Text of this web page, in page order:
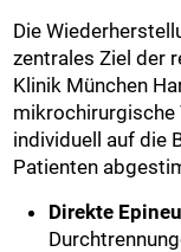
Die
zentrales Ziel der
Klinik München
mikrochirurgische
individuell auf die
Patienten
Direkte